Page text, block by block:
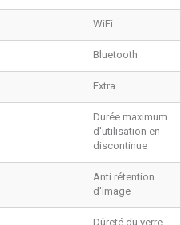
WiFi
Bluetooth
Extra
Durée maximum
d'utilisation en
discontinue
Anti rétention
d'image
Dûreté du verre